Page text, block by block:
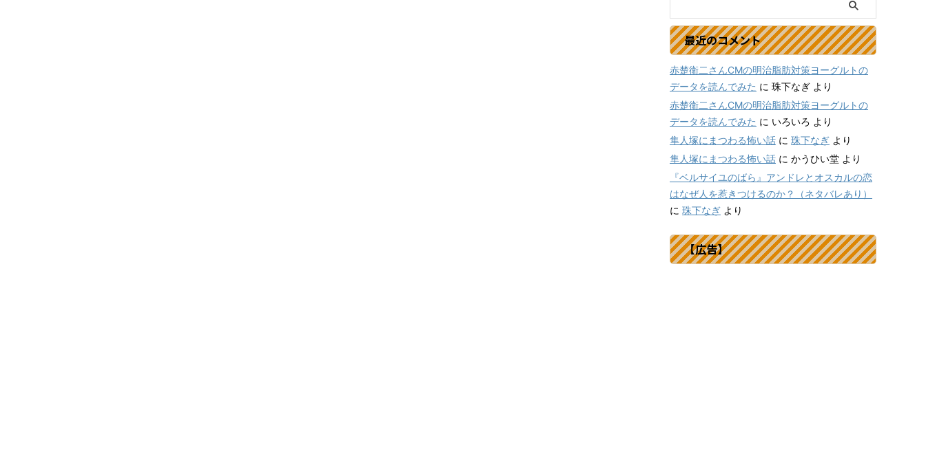
最近のコメント
赤楚衛二さんCMの明治脂肪対策ヨーグルトの
データを読んでみた に 珠下なぎ より
赤楚衛二さんCMの明治脂肪対策ヨーグルトの
データを読んでみた に いろいろ より
隼人塚にまつわる怖い話 に 珠下なぎ より
隼人塚にまつわる怖い話 に かうひい堂 より
『ベルサイユのばら』アンドレとオスカルの恋
はなぜ人を惹きつけるのか？（ネタバレあり）
に 珠下なぎ より
【広告】